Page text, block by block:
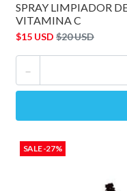
SPRAY LIMPIADOR
VITAMINA C
$15 USD $20 USD
-
SALE -27%